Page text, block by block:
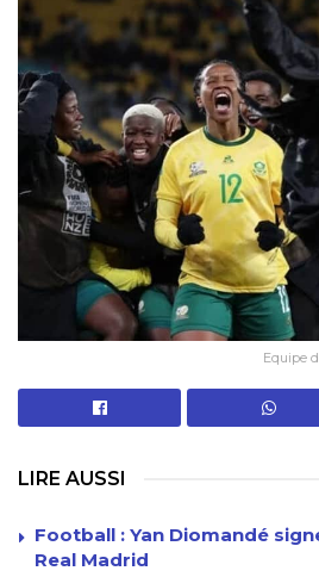
Equipe
LIRE AUSSI
Football : Yan Diomandé
Real Madrid